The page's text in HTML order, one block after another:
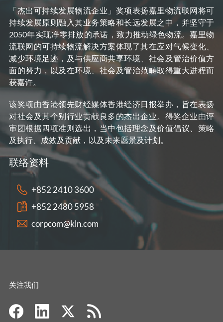
「杰出可持续发展物流企业」奖项表扬嘉里物流联网将可
持续发展原则融入其业务策略和长远发展之中，并坚守于
2050年实现净零排放的承诺，致力推动绿色物流。嘉里物
流联网的可持续物流解决方案体现了其在应对气候变化、
减少环境足迹，及与供应商共享环境、社会及管治价值方
面的努力，以及在环境、社会及管治范畴取得重大进程而
获嘉许。
该奖项由香港领先财经媒体香港经济日报举办，旨在表扬
对社会及其个别行业贡献良多的杰出企业。得奖企业由评
审团根据四项准则选出，当中包括理念及价值倡议、策略
及执行、成效及贡献，以及未来愿景及计划。
联络资料
+852 2410 3600
+852 2480 5958
corpcom@kln.com
关注我们